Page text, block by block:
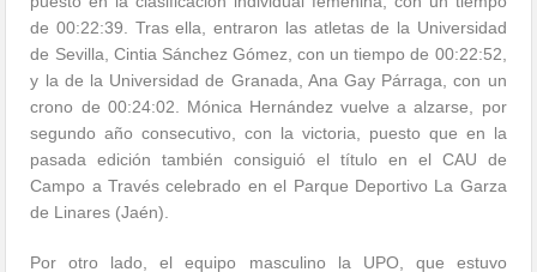
de 00:22:39. Tras ella, entraron las atletas de la Universidad
de Sevilla, Cintia Sánchez Gómez, con un tiempo de 00:22:52,
y la de la Universidad de Granada, Ana Gay Párraga, con un
crono de 00:24:02. Mónica Hernández vuelve a alzarse, por
segundo año consecutivo, con la victoria, puesto que en la
pasada edición también consiguió el título en el CAU de
Campo a Través celebrado en el Parque Deportivo La Garza
de Linares (Jaén).
Por otro lado, el equipo masculino la UPO, que estuvo